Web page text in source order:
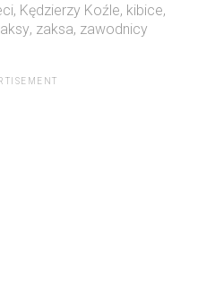
, Kędzierzy Koźle, kibice,
, zaksa, zawodnicy